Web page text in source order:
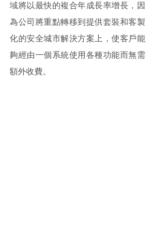
域將以最快的複合年成長率增長，因
為公司將重點轉移到提供套裝和客製
化的安全城市解決方案上，使客戶能
夠經由一個系統使用各種功能而無需
額外收費。